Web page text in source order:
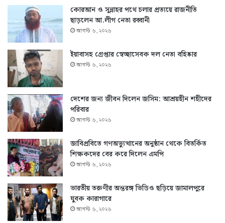
কোরআন ও সুন্নাহর পথে চলার প্রত্যয়ে রাজনীতি
ছাড়লেন আ.লীগ নেতা রব্বানী
আগস্ট ৬, ২০২৬
ইয়াবাসহ গ্রেপ্তার স্বেচ্ছাসেবক দল নেতা বহিষ্কার
আগস্ট ৬, ২০২৬
দেশের জন্য জীবন দিলেন জসিম: আশ্রয়হীন শহীদের
পরিবার
আগস্ট ৬, ২০২৬
জাবিপ্রবিতে গণঅভ্যুত্থানের অনুষ্ঠান থেকে বিতর্কিত
শিক্ষকদের বের করে দিলেন এমপি
আগস্ট ৬, ২০২৬
ভারতীয় তরুণীর অন্তরঙ্গ ভিডিও ছড়িয়ে জামালপুরে
যুবক কারাগারে
আগস্ট ৬, ২০২৬